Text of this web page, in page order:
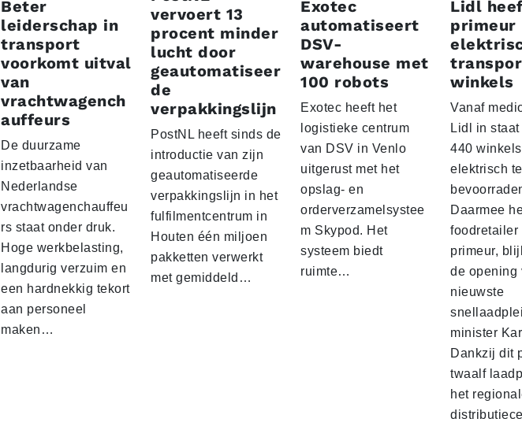
Beter
leiderschap in
transport
voorkomt uitval
van
vrachtwagench
auffeurs
De duurzame
inzetbaarheid van
Nederlandse
vrachtwagenchauffeu
rs staat onder druk.
Hoge werkbelasting,
langdurig verzuim en
een hardnekkig tekort
aan personeel
maken…
vervoert 13
procent minder
lucht door
geautomatiseer
de
verpakkingslijn
PostNL heeft sinds de
introductie van zijn
geautomatiseerde
verpakkingslijn in het
fulfilmentcentrum in
Houten één miljoen
pakketten verwerkt
met gemiddeld…
Exotec
automatiseert
DSV-
warehouse met
100 robots
Exotec heeft het
logistieke centrum
van DSV in Venlo
uitgerust met het
opslag- en
orderverzamelsystee
m Skypod. Het
systeem biedt
ruimte…
Lidl
primeur
winkels
Vanaf
Lidl in
440 winkels
elektrisch te
Daarmee
foodretailer
primeur,
de opening
nieuwste
minister
Dankzij dit
twaalf
het